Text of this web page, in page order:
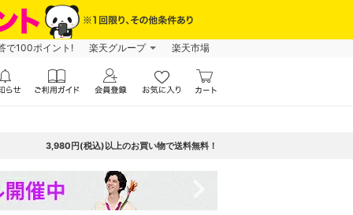
で100ポイント! 楽天グループ 楽天市場
3,980円(税込)以上のお買い物で送料無料！